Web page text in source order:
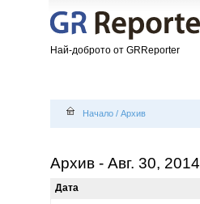
Най-доброто от GRReporter
Начало / Архив
Архив - Авг. 30, 2014
Дата